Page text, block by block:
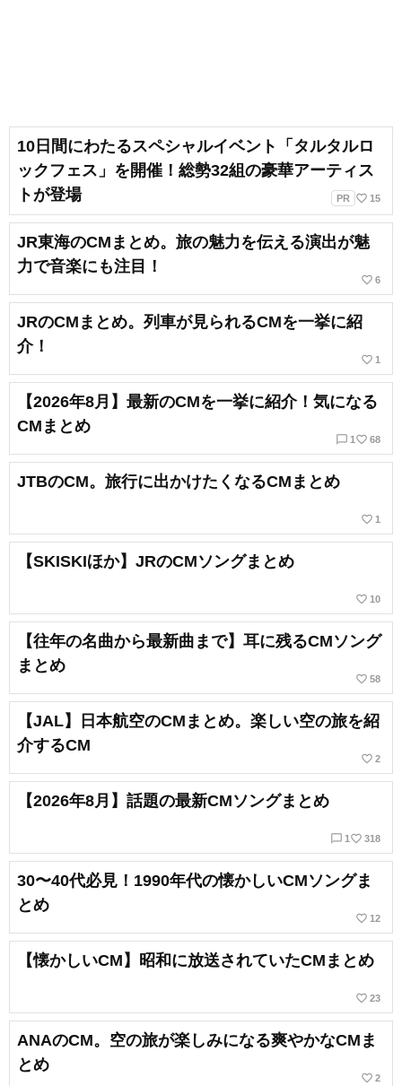
10日間にわたるスペシャルイベント「タルタルロ
ックフェス」を開催！総勢32組の豪華アーティス
トが登場
PR favorite_border 15
JR東海のCMまとめ。旅の魅力を伝える演出が魅
力で音楽にも注目！
favorite_border 6
JRのCMまとめ。列車が見られるCMを一挙に紹
介！
favorite_border 1
【2026年8月】最新のCMを一挙に紹介！気になる
CMまとめ
chat_bubble_outline 1 favorite_border 68
JTBのCM。旅行に出かけたくなるCMまとめ
favorite_border 1
【SKISKIほか】JRのCMソングまとめ
favorite_border 10
【往年の名曲から最新曲まで】耳に残るCMソング
まとめ
favorite_border 58
【JAL】日本航空のCMまとめ。楽しい空の旅を紹
介するCM
favorite_border 2
【2026年8月】話題の最新CMソングまとめ
chat_bubble_outline 1 favorite_border 318
30〜40代必見！1990年代の懐かしいCMソングま
とめ
favorite_border 12
【懐かしいCM】昭和に放送されていたCMまとめ
favorite_border 23
ANAのCM。空の旅が楽しみになる爽やかなCMま
とめ
favorite_border 2